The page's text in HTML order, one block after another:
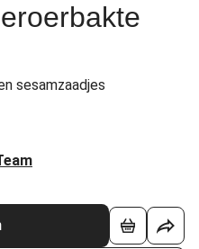
sesamzaadjes